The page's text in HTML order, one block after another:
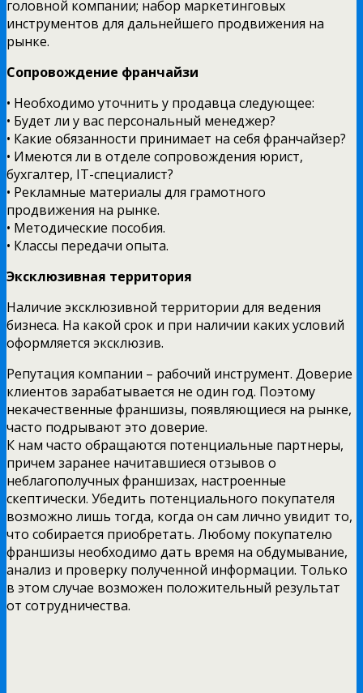
головной компании; набор маркетинговых
инструментов для дальнейшего продвижения на
рынке.
Сопровождение франчайзи
• Необходимо уточнить у продавца следующее:
• Будет ли у вас персональный менеджер?
• Какие обязанности принимает на себя франчайзер?
• Имеются ли в отделе сопровождения юрист,
бухгалтер, IT-специалист?
• Рекламные материалы для грамотного
продвижения на рынке.
• Методические пособия.
• Классы передачи опыта.
Эксклюзивная территория
Наличие эксклюзивной территории для ведения
бизнеса. На какой срок и при наличии каких условий
оформляется эксклюзив.
Репутация компании – рабочий инструмент. Доверие
клиентов зарабатывается не один год. Поэтому
некачественные франшизы, появляющиеся на рынке,
часто подрывают это доверие.
К нам часто обращаются потенциальные партнеры,
причем заранее начитавшиеся отзывов о
неблагополучных франшизах, настроенные
скептически. Убедить потенциального покупателя
возможно лишь тогда, когда он сам лично увидит то,
что собирается приобретать. Любому покупателю
франшизы необходимо дать время на обдумывание,
анализ и проверку полученной информации. Только
в этом случае возможен положительный результат
от сотрудничества.